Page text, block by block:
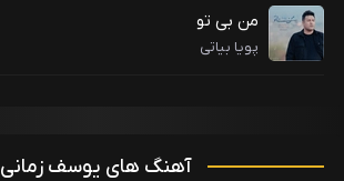
من بی تو
پویا بیاتی
آهنگ های یوسف زمانی